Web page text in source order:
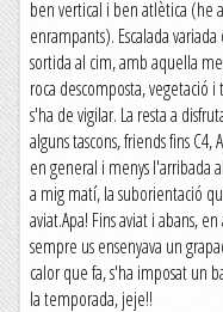
ben vertical i ben atlètica (he
enrampants). Escalada
sortida al cim, amb aquella
roca descomposta, vegetació
s'ha de vigilar. La resta a
alguns tascons, friends fins C4,
en general i menys l'arribada
a mig matí, la suborientació
aviat.Apa! Fins aviat i abans,
sempre us ensenyava un
calor que fa, s'ha imposat un
la temporada, jeje!!